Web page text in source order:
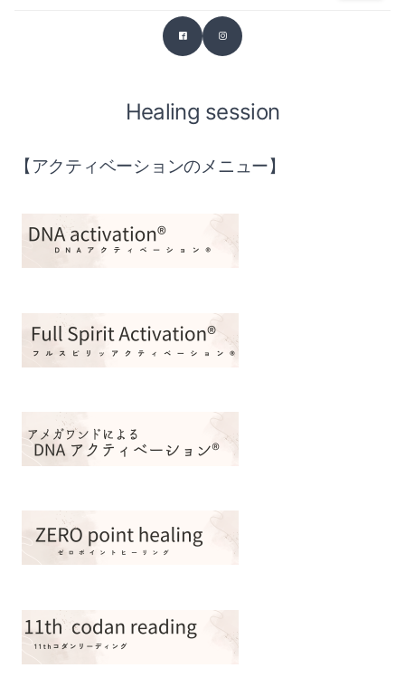
Healing session
【アクティベーションのメニュー】